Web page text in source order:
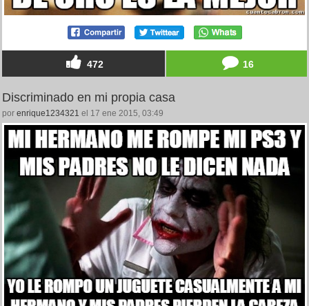
472 16
Discriminado en mi propia casa
por enrique1234321 el 17 ene 2015, 03:49